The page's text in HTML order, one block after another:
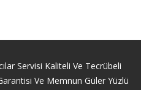
Servisi Kaliteli Ve Tecrübeli
Ve Memnun Güler Yüzlü